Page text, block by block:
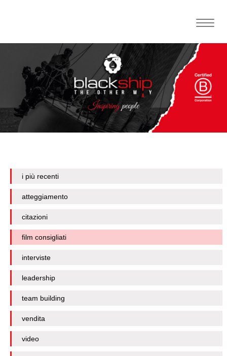
Toggle
i più recenti
atteggiamento
citazioni
film consigliati
interviste
leadership
team building
vendita
video